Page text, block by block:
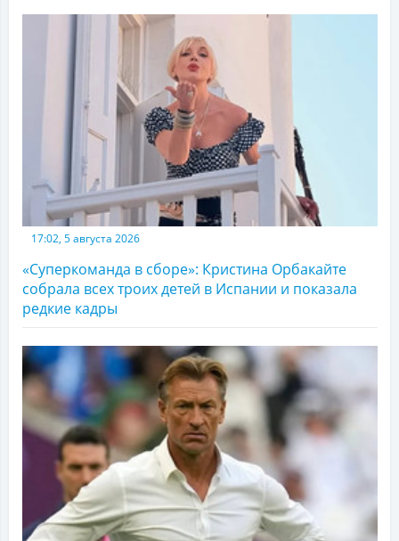
17:02, 5 августа 2026
«Суперкоманда в сборе»: Кристина Орбакайте
собрала всех троих детей в Испании и показала
редкие кадры